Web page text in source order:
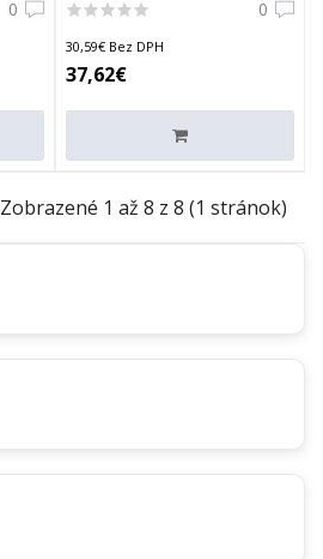
0
0
30,59€ Bez DPH
37,62€
Zobrazené 1 až 8 z 8 (1 stránok)